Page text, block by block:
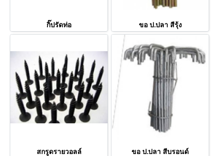
กิ๊ปรัดท่อ ขอ ป.ปลา สีรุ้ง
สกรูดรายวอลล์ ขอ ป.ปลา สีบรอนด์